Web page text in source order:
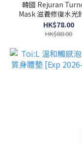
韓國 Rejuran
Mask 滋養修復水光
面膜 40ml x 5塊
HK$78.00
HK$88.00